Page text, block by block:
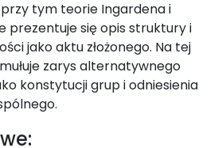
tym teorie Ingardena i
prezentuje się opis struktury i
jako aktu złożonego. Na tej
zarys alternatywnego
konstytucji grup i odniesienia